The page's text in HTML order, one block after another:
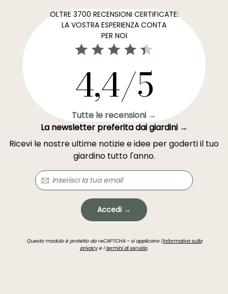
OLTRE 3700 RECENSIONI CERTIFICATE:
LA VOSTRA ESPERIENZA CONTA
PER NOI
4,4/5
Tutte le recensioni →
La newsletter preferita dai giardini →
Ricevi le nostre ultime notizie e idee per goderti il tuo
giardino tutto l'anno.
Accedi →
Questo modulo è protetto da reCAPTCHA - si applicano l'informativa sulla
privacye itermini di servizio.